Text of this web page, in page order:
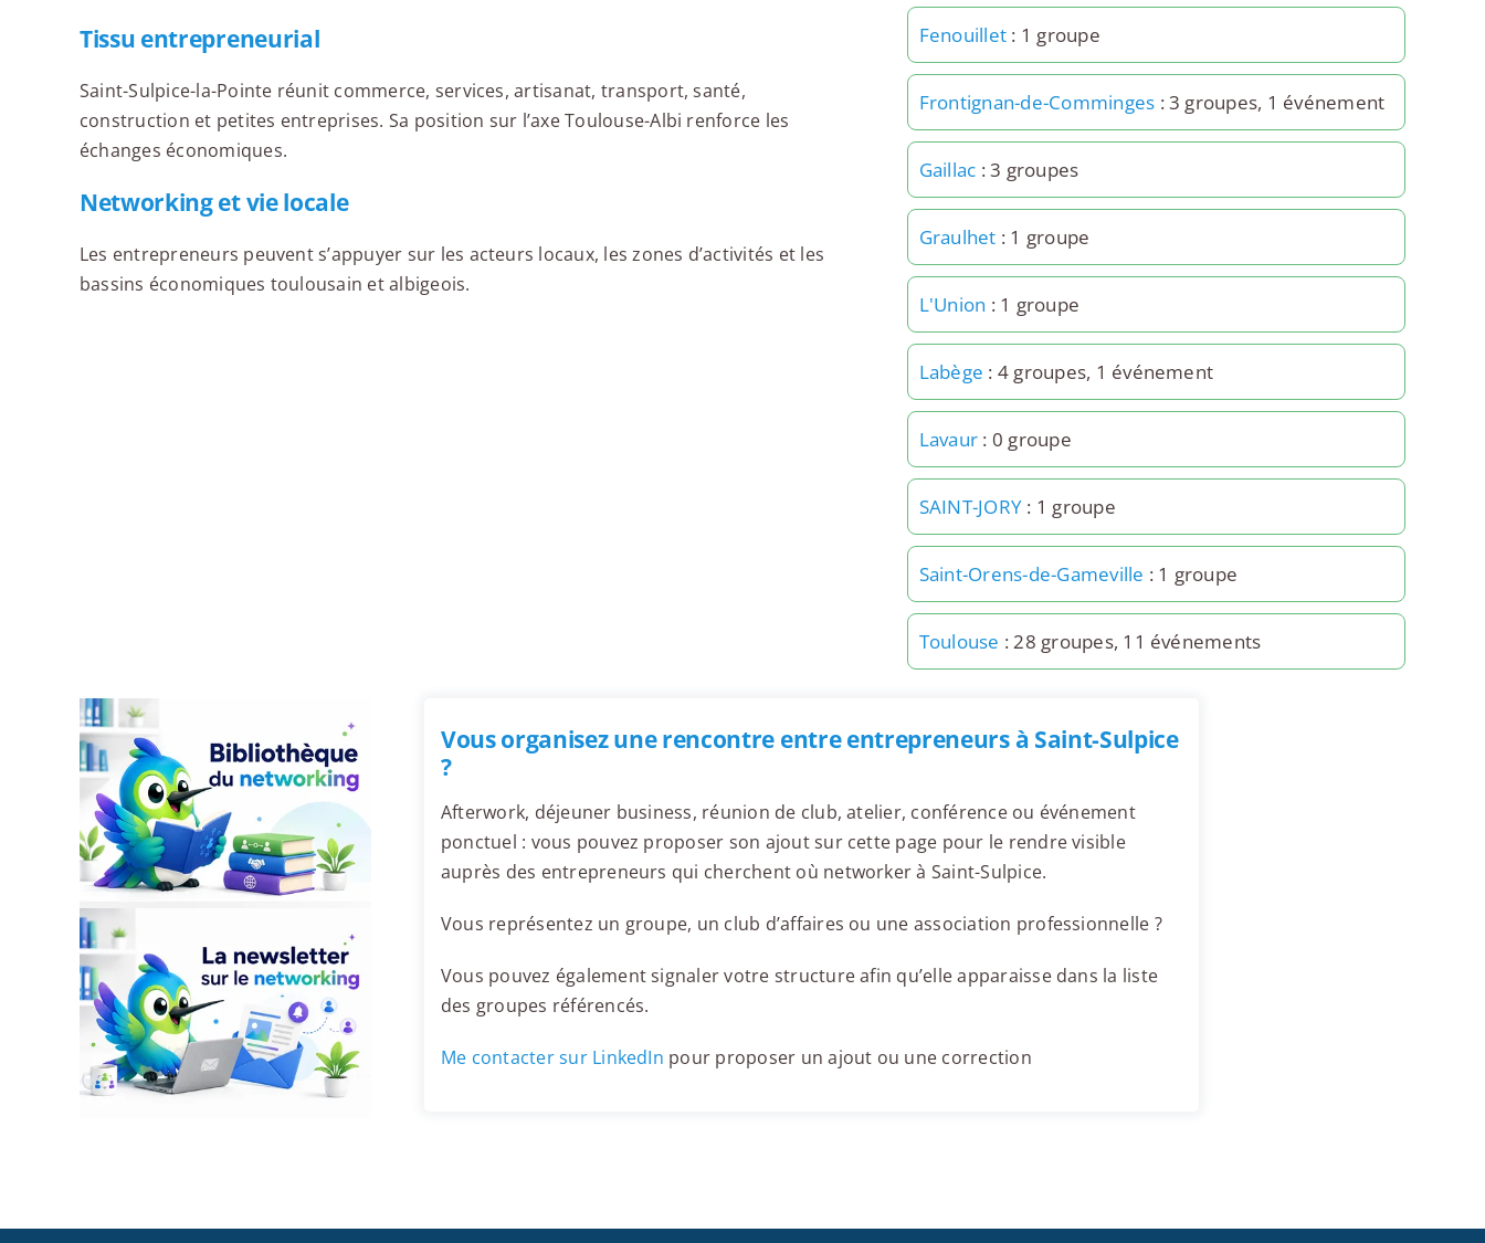
Tissu entrepreneurial
Saint-Sulpice-la-Pointe réunit commerce, services, artisanat, transport, santé,
construction et petites entreprises. Sa position sur l’axe Toulouse-Albi renforce les
échanges économiques.
Networking et vie locale
Les entrepreneurs peuvent s’appuyer sur les acteurs locaux, les zones d’activités et les
bassins économiques toulousain et albigeois.
Fenouillet : 1 groupe
Frontignan-de-Comminges : 3 groupes, 1 événement
Gaillac : 3 groupes
Graulhet : 1 groupe
L'Union : 1 groupe
Labège : 4 groupes, 1 événement
Lavaur : 0 groupe
SAINT-JORY : 1 groupe
Saint-Orens-de-Gameville : 1 groupe
Toulouse : 28 groupes, 11 événements
Vous organisez une rencontre entre entrepreneurs à Saint-Sulpice
?
Afterwork, déjeuner business, réunion de club, atelier, conférence ou événement
ponctuel : vous pouvez proposer son ajout sur cette page pour le rendre visible
auprès des entrepreneurs qui cherchent où networker à Saint-Sulpice.
Vous représentez un groupe, un club d’affaires ou une association professionnelle ?
Vous pouvez également signaler votre structure afin qu’elle apparaisse dans la liste
des groupes référencés.
Me contacter sur LinkedIn pour proposer un ajout ou une correction